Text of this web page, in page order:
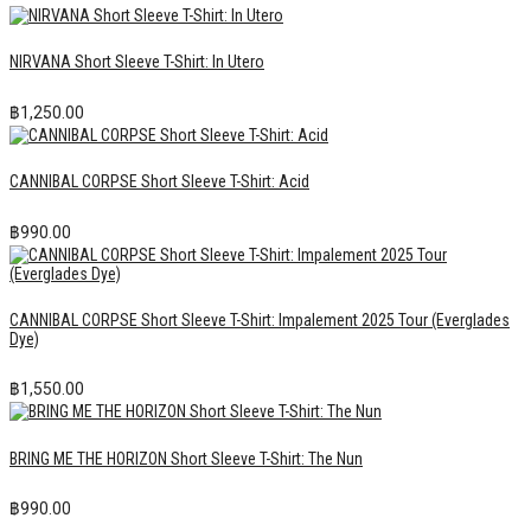
NIRVANA Short Sleeve T-Shirt: In Utero
฿1,250.00
CANNIBAL CORPSE Short Sleeve T-Shirt: Acid
฿990.00
CANNIBAL CORPSE Short Sleeve T-Shirt: Impalement 2025 Tour (Everglades
Dye)
฿1,550.00
BRING ME THE HORIZON Short Sleeve T-Shirt: The Nun
฿990.00